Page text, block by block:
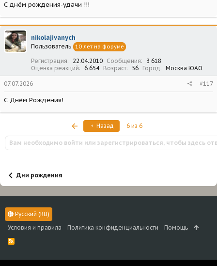
С днём рождения-удачи !!!
nikolajivanych
Пользователь 10 лет на форуме
Регистрация 22.04.2010 Сообщения
3 618
Оценка реакций
6 654 Возраст 56 Город Москва ЮАО
07.07.2026 #117
С Днём Рождения!
ПервыйНазад 6 из 6
Вам необходимо войти или зарегистрироваться, чтобы здесь
Дни рождения
Русский (RU)
Условия и правила
Политика конфиденциальности Помощь
R